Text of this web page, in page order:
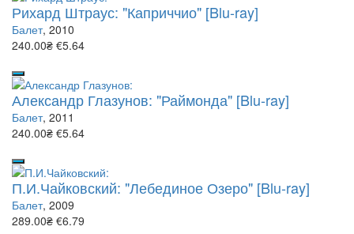
Рихард Штраус: "Каприччио" [Blu-ray]
Балет, 2010
240.00₴ €5.64
Александр Глазунов: "Раймонда" [Blu-ray]
Балет, 2011
240.00₴ €5.64
П.И.Чайковский: "Лебединое Озеро" [Blu-ray]
Балет, 2009
289.00₴ €6.79